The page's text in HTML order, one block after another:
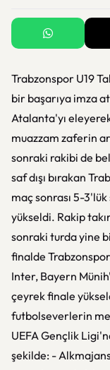
Trabzonspor U19
bir başarıya imza
Atalanta'yı
muazzam zaferin
sonraki rakibi de
saf dışı bırakan
maç sonrası 5-
yükseldi. Rakip
sonraki turda yine
finalde
Inter, Bayern
çeyrek finale
futbolseverlerin
UEFA Gençlik
şekilde: -